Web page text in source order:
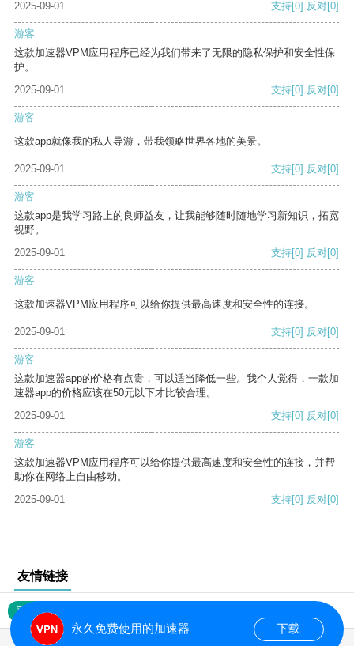
2025-09-01
支持[0] 反对[0]
游客
这款加速器VPM应用程序已经为我们带来了无限的隐私保护和安全性保
护。
2025-09-01
支持[0] 反对[0]
游客
这款app就像我的私人导游，带我领略世界各地的美景。
2025-09-01 支持[0] 反对[0]
游客
这款app是我学习路上的良师益友，让我能够随时随地学习新知识，拓宽
视野。
2025-09-01
支持[0] 反对[0]
游客
这款加速器VPM应用程序可以给你提供最高速度和安全性的连接。
2025-09-01 支持[0] 反对[0]
游客
这款加速器app的价格有点贵，可以适当降低一些。我个人觉得，一款加
速器app的价格应该在50元以下才比较合理。
2025-09-01
支持[0] 反对[0]
游客
这款加速器VPM应用程序可以给你提供最高速度和安全性的连接，并帮
助你在网络上自由移动。
2025-09-01
支持[0] 反对[0]
友情链接
网站地图
永久免费使用的加速器 下载